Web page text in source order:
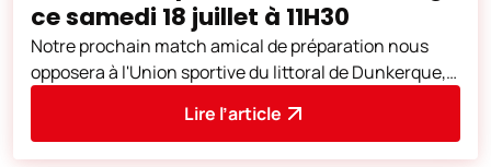
ce samedi 18 juillet à 11H30
Notre prochain match amical de préparation nous
opposera à l'Union sportive du littoral de Dunkerque,
Lire l’article